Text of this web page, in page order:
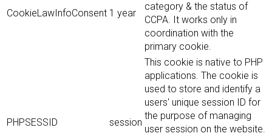
CookieLawInfoConsent 1 year
category & the status of
CCPA. It works only in
coordination with the
primary cookie.
PHPSESSID session
This cookie is native to PHP
applications. The cookie is
used to store and identify a
users' unique session ID for
the purpose of managing
user session on the website.